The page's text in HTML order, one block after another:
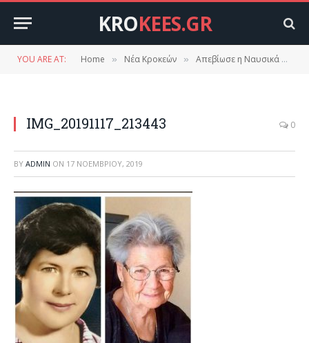
KROKEES.GR
YOU ARE AT: Home » Νέα Κροκεών » Απεβίωσε η Ναυσικά Θωμάκου (χήρα Μητσάκη)
IMG_20191117_213443 0
BY ADMIN ON 17 ΝΟΕΜΒΡΊΟΥ, 2019